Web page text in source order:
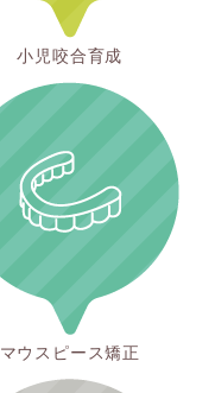
小児咬合育成
マウスピース矯正